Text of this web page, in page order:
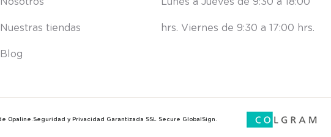
Nuestras tiendas
Blog
hrs. Viernes de 9:30 a 17:00 hrs.
y Privacidad Garantizada SSL Secure GlobalSign.